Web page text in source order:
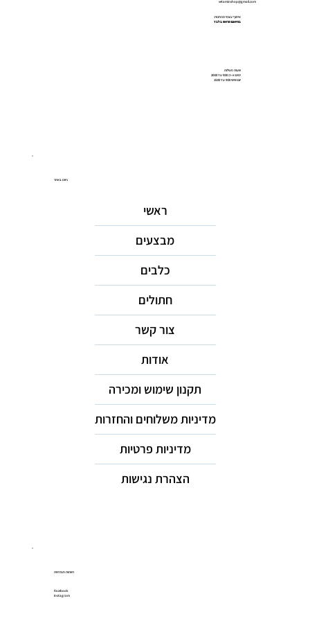
vetaminshop@gmail.com
איסוף עצמי מהחנות:
בתיאום מראש בלבד
שעות פעילות
ימים א-ה: 9:00 עד 20:00
יום שישי 9:00 עד 15:00
ניווט באתר
ראשי
מבצעים
כלבים
חתולים
צור קשר
אודות
תקנון שימוש ומכירה
מדיניות משלוחים והחזרות
מדיניות פרטיות
הצהרת נגישות
רשתות חברתיות
Facebook
Instagram